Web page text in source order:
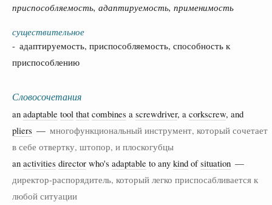
приспособляемость, адаптируемость, применимость
существительное
- адаптируемость, приспособляемость, способность к
приспособлению
Словосочетания
an adaptable tool that combines a screwdriver, a corkscrew, and
pliers — многофункциональный инструмент, который сочетает
в себе отвертку, штопор, и плоскогубцы
an activities director who's adaptable to any kind ofsituation —
директор-распорядитель, который легко приспосабливается к
любой ситуации